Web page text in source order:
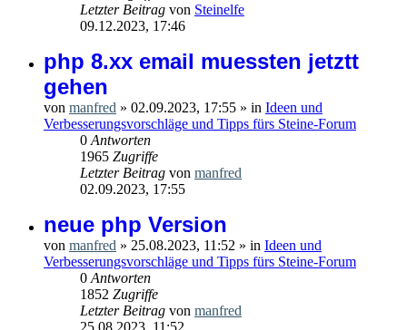
Letzter Beitrag von Steinelfe
09.12.2023, 17:46
php 8.xx email muessten jetztt
gehen
von manfred » 02.09.2023, 17:55 » in Ideen und
Verbesserungsvorschläge und Tipps fürs Steine-Forum
0 Antworten
1965 Zugriffe
Letzter Beitrag von manfred
02.09.2023, 17:55
neue php Version
von manfred » 25.08.2023, 11:52 » in Ideen und
Verbesserungsvorschläge und Tipps fürs Steine-Forum
0 Antworten
1852 Zugriffe
Letzter Beitrag von manfred
25.08.2023, 11:52